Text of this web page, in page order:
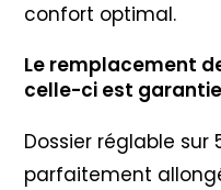
confort optimal.
Le remplacement
celle-ci est
Dossier réglable sur
parfaitement